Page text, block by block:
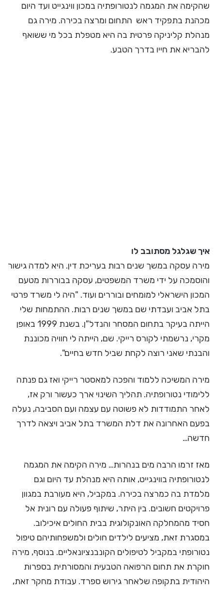
שהקימה את המגמה לנטורופתיה במכון ווינגייט ועד היום
מכהנת בתפקיד ראש התחום ומרצה בכירה. מירה גם
מנהלת קליניקה פרטית בה היא מטפלת בכל מי ששואף
להבריא את חייו בדרך הטבע.
איך שגלגל מסתובב לו
מירה עסקה במשך שנים רבות בעריכת דין. היא למדה גישור
והוסמכה על ידי משרד המשפטים, עסקה בבוררות מטעם
המכון הישראלי למומחים ובוררים ועוד. "היה לי משרד פרטי
בתל אביב ועבדתי שם במשך שנים רבות. ההתמחות שלי
הייתה בעיקר בתחום המסחר והנדל"ן. בשנת 1999 באופן
מקרי, נרשמתי לקורס רייקי. שם, הייתה לי חוויה מכוננת
והבנתי שאני רוצה לקחת שביל חדש בחיים".
מירה המשיכה ללמוד והפכה למאסטר רייקי ואז גם פנתה
ללימודי נטורופתיה. תהליך השינוי ארך כעשור ורק אז,
לאחר התמודדות לא פשוטה עם עצמה ועם הסביבה, נעלה
בפעם האחרונה את דלת המשרד בתל אביב ויצאה לדרך
חדשה…
מאז זרמו הרבה מים בנהרות… מירה הקימה את המגמה
לנטורופתיה בווינגייט, אותה היא מנהלת עד היום וגם
מלמדת בה כמרצה בכירה. במקביל, היא מעורבת במגוון
פרויקטים חשובים. בין היתר, שיתוף פעולה עם רונית אל
חסיד מהמחלקה האונקולוגית בבית החולים איכילוב.
במסגרת זאת, מציעים לילדים חולים ולמשפחותיהם טיפול
נטורופתי במקביל לטיפולים הקונבנציונאליים. בנוסף, מירה
חוקרת את תחום הרפואה הטבעית והמסורתית בספרות
היהודית בתקופה שלאחר גירוש ספרד. עבודת מחקר זאת,